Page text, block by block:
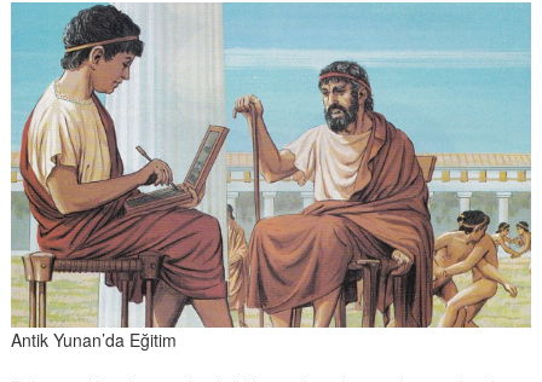
Antik Yunan’da Eğitim